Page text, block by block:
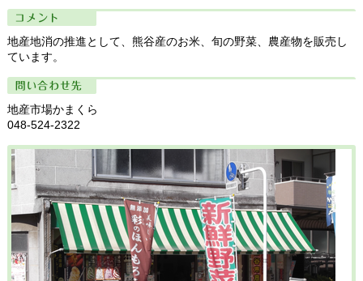
コメント
地産地消の推進として、熊谷産のお米、旬の野菜、農産物を販売し
ています。
問い合わせ先
地産市場かまくら
048-524-2322